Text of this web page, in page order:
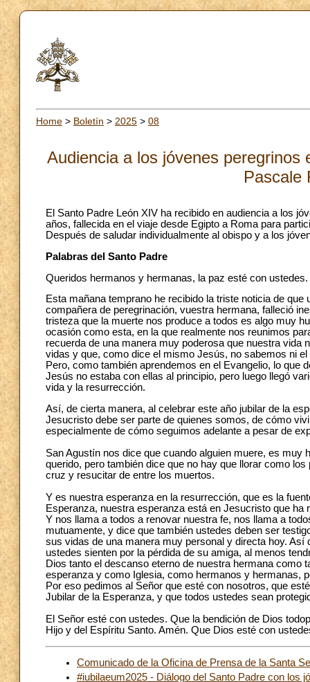
Home > Boletín > 2025 > 08
Audiencia a los jóvenes peregrinos
Pascale
El Santo Padre León XIV ha recibido en audiencia a los
años, fallecida en el viaje desde Egipto a Roma para
Después de saludar individualmente al obispo y a los
Palabras del Santo Padre
Queridos hermanos y hermanas, la paz esté con ustedes.
Esta mañana temprano he recibido la triste noticia de
compañera de peregrinación, vuestra hermana, falleció
tristeza que la muerte nos produce a todos es algo muy
ocasión como esta, en la que realmente nos reunimos
recuerda de una manera muy poderosa que nuestra vida
vidas y que, como dice el mismo Jesús, no sabemos ni
Pero, como también aprendemos en el Evangelio, lo
Jesús no estaba con ellas al principio, pero luego llegó
vida y la resurrección.
Así, de cierta manera, al celebrar este año jubilar de la
Jesucristo debe ser parte de quienes somos, de cómo
especialmente de cómo seguimos adelante a pesar de
San Agustín nos dice que cuando alguien muere, es muy
querido, pero también dice que no hay que llorar como
cruz y resucitar de entre los muertos.
Y es nuestra esperanza en la resurrección, que es la
Esperanza, nuestra esperanza está en Jesucristo que ha
Y nos llama a todos a renovar nuestra fe, nos llama a
mutuamente, y dice que también ustedes deben ser
sus vidas de una manera muy personal y directa hoy.
ustedes sienten por la pérdida de su amiga, al menos
Dios tanto el descanso eterno de nuestra hermana como
esperanza y como Iglesia, como hermanos y hermanas,
Por eso pedimos al Señor que esté con nosotros, que
Jubilar de la Esperanza, y que todos ustedes sean
El Señor esté con ustedes. Que la bendición de Dios
Hijo y del Espíritu Santo. Amén. Que Dios esté con
Comunicado de la Oficina de Prensa de la Santa
#iubilaeum2025 - Diálogo del Santo Padre con los